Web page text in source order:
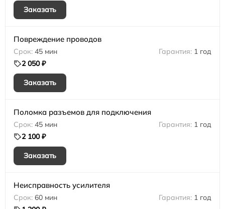
Заказать
Повреждение проводов
45 мин
1 год
2 050 ₽
Заказать
Поломка разъемов для подключения
45 мин
1 год
2 100 ₽
Заказать
Неисправность усилителя
60 мин
1 год